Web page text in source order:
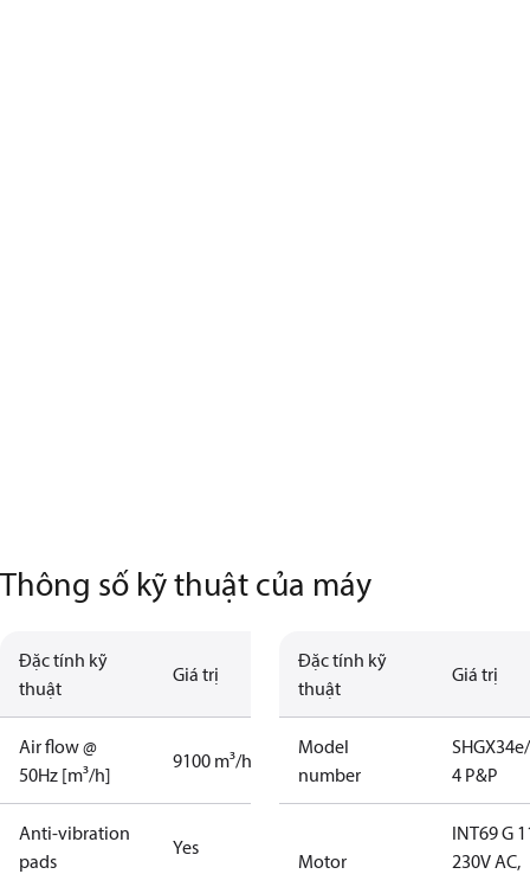
Thông số kỹ thuật của máy
Đặc tính kỹ
thuật
Giá trị
Air flow @
50Hz [m³/h]
9100 m³/h
Anti-vibration
pads
Yes
Đặc tính kỹ
thuật
Giá trị
Model
number
4 P&P
Motor
INT69 G
230V AC,